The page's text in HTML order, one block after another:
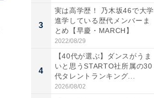
3
実は高学歴！ 乃木坂46で大学
進学している歴代メンバーま
とめ【早慶・MARCH】
2022/08/29
4
【40代が選ぶ】ダンスがうま
いと思うSTARTO社所属の30
代タレントランキング...
2026/08/02